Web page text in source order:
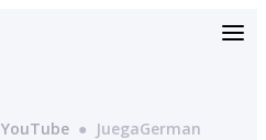
YouTube ● JuegaGerman